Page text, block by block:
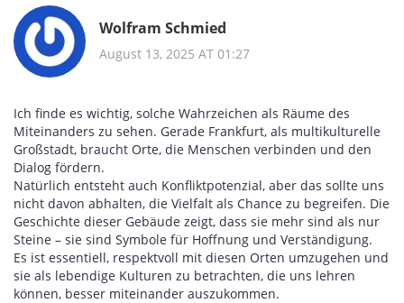
Wolfram Schmied
August 13, 2025 AT 01:27
Ich finde es wichtig, solche Wahrzeichen als Räume des
Miteinanders zu sehen. Gerade Frankfurt, als multikulturelle
Großstadt, braucht Orte, die Menschen verbinden und den
Dialog fördern.
Natürlich entsteht auch Konfliktpotenzial, aber das sollte uns
nicht davon abhalten, die Vielfalt als Chance zu begreifen. Die
Geschichte dieser Gebäude zeigt, dass sie mehr sind als nur
Steine – sie sind Symbole für Hoffnung und Verständigung.
Es ist essentiell, respektvoll mit diesen Orten umzugehen und
sie als lebendige Kulturen zu betrachten, die uns lehren
können, besser miteinander auszukommen.